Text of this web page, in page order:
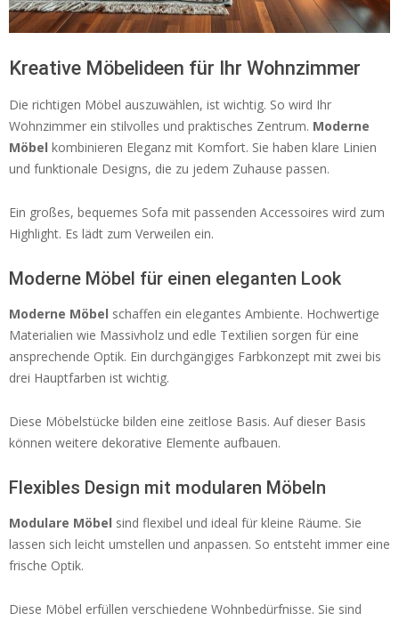
Kreative Möbelideen für Ihr Wohnzimmer
Die richtigen Möbel auszuwählen, ist wichtig. So wird Ihr
Wohnzimmer ein stilvolles und praktisches Zentrum. Moderne
Möbel kombinieren Eleganz mit Komfort. Sie haben klare Linien
und funktionale Designs, die zu jedem Zuhause passen.
Ein großes, bequemes Sofa mit passenden Accessoires wird zum
Highlight. Es lädt zum Verweilen ein.
Moderne Möbel für einen eleganten Look
Moderne Möbel schaffen ein elegantes Ambiente. Hochwertige
Materialien wie Massivholz und edle Textilien sorgen für eine
ansprechende Optik. Ein durchgängiges Farbkonzept mit zwei bis
drei Hauptfarben ist wichtig.
Diese Möbelstücke bilden eine zeitlose Basis. Auf dieser Basis
können weitere dekorative Elemente aufbauen.
Flexibles Design mit modularen Möbeln
Modulare Möbel sind flexibel und ideal für kleine Räume. Sie
lassen sich leicht umstellen und anpassen. So entsteht immer eine
frische Optik.
Diese Möbel erfüllen verschiedene Wohnbedürfnisse. Sie sind